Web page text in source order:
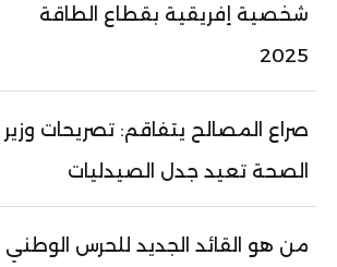
أحمد محمد عبدالرحمن أمين
أحمد محمود محمد المامي النيسان
أحمد هارون الشيخ سيديا
أحمد ولد آبه
أحمد ولد الديه
شخصية إفريقية بقطاع الطاقة
2025
صراع المصالح يتفاقم: تصريحات وزير
الصحة تعيد جدل الصيدليات
من هو القائد الجديد للحرس الوطني